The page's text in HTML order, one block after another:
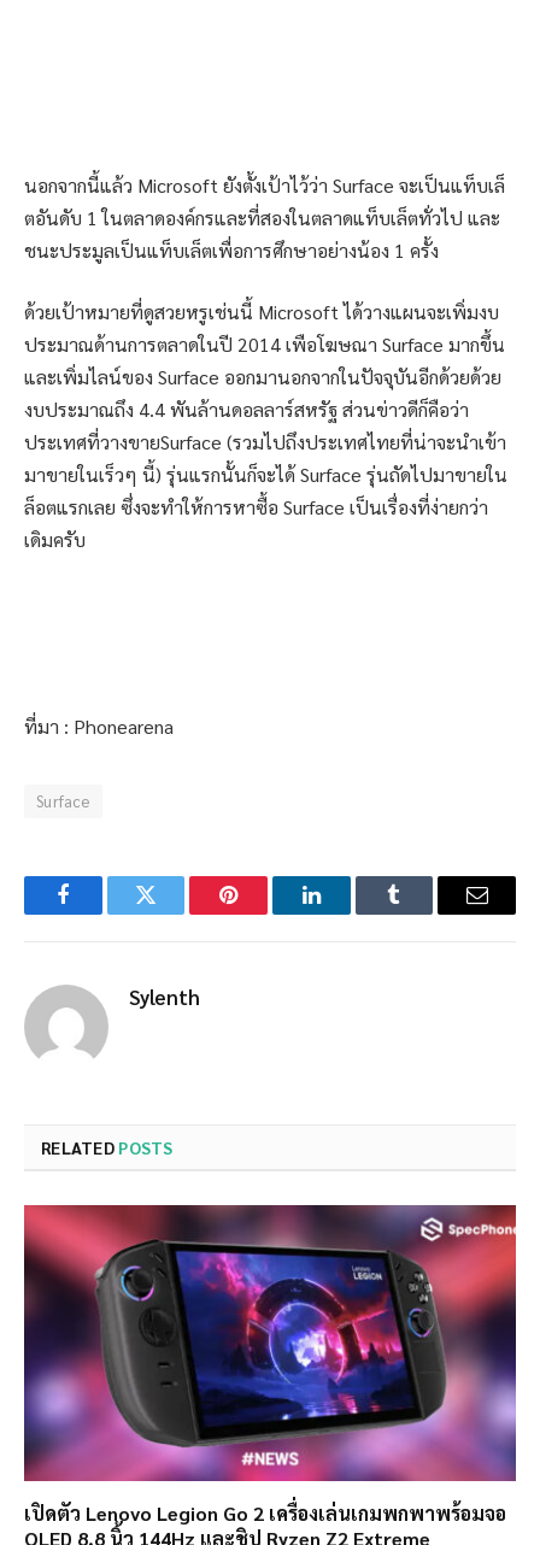
นอกจากนี้แล้ว Microsoft ยังตั้งเป้าไว้ว่า Surface จะเป็นแท็บเล็
ตอันดับ 1 ในตลาดองค์กรและที่สองในตลาดแท็บเล็ตทั่วไป และ
ชนะประมูลเป็นแท็บเล็ตเพื่อการศึกษาอย่างน้อง 1 ครั้ง
ด้วยเป้าหมายที่ดูสวยหรูเช่นนี้ Microsoft ได้วางแผนจะเพิ่มงบ
ประมาณด้านการตลาดในปี 2014 เพือโฆษณา Surface มากขึ้น
และเพิ่มไลน์ของ Surface ออกมานอกจากในปัจจุบันอีกด้วยด้วย
งบประมาณถึง 4.4 พันล้านดอลลาร์สหรัฐ ส่วนข่าวดีก็คือว่า
ประเทศที่วางขายSurface (รวมไปถึงประเทศไทยที่น่าจะนำเข้า
มาขายในเร็วๆ นี้) รุ่นแรกนั้นก็จะได้ Surface รุ่นถัดไปมาขายใน
ล็อตแรกเลย ซึ่งจะทำให้การหาซื้อ Surface เป็นเรื่องที่ง่ายกว่า
เดิมครับ
ที่มา : Phonearena
Surface
FacebookTwitter Pinterest LinkedInTumblr Email
Sylenth
RELATED POSTS
เปิดตัว Lenovo Legion Go 2 เครื่องเล่นเกมพกพาพร้อมจอ
OLED 8.8 นิ้ว 144Hz และชิป Ryzen Z2 Extreme